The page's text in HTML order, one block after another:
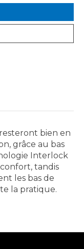
bien en
grâce au bas
Interlock
tandis
les bas de
la pratique.